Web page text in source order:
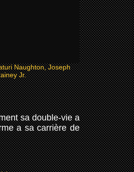
Naughton, Joseph
Jr.
sa double-vie a
a sa carrière de